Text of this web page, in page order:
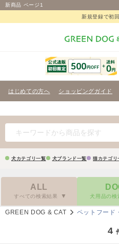
新商品 ページ1
新規登録で初
はじめての方へ ショッピングガイド
犬カテゴリ一覧 犬ブランド一覧 猫カテゴリ
ALL
すべての検索結果 犬用品の検
GREEN DOG & CAT ペットフード
4